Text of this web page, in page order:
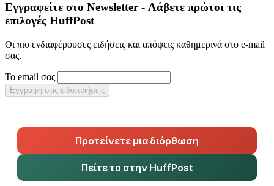
Εγγραφείτε στο Newsletter - Λάβετε πρώτοι τις
επιλογές HuffPost
Οι πιο ενδιαφέρουσες ειδήσεις και απόψεις καθημερινά στο e-mail
σας.
Το email σας
Εγγραφή στις ειδοποιήσεις
Προτείνετε μια διόρθωση
Πείτε το στην HuffPost